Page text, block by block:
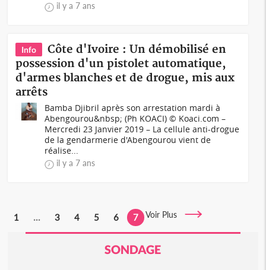
il y a 7 ans
Info
Côte d'Ivoire : Un démobilisé en
possession d'un pistolet automatique,
d'armes blanches et de drogue, mis aux
arrêts
Bamba Djibril après son arrestation mardi à
Abengourou&nbsp; (Ph KOACI) © Koaci.com –
Mercredi 23 Janvier 2019 – La cellule anti-drogue
de la gendarmerie d'Abengourou vient de
réalise...
il y a 7 ans
1 ... 3 4 5 6 7 Voir Plus
SONDAGE